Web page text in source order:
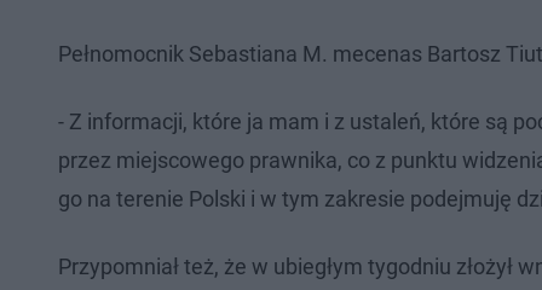
Pełnomocnik Sebastiana M. mecenas Bartosz
- Z informacji, które ja mam i z ustaleń, które są
przez miejscowego prawnika, co z punktu
go na terenie Polski i w tym zakresie podejmuję
Przypomniał też, że w ubiegłym tygodniu złożył